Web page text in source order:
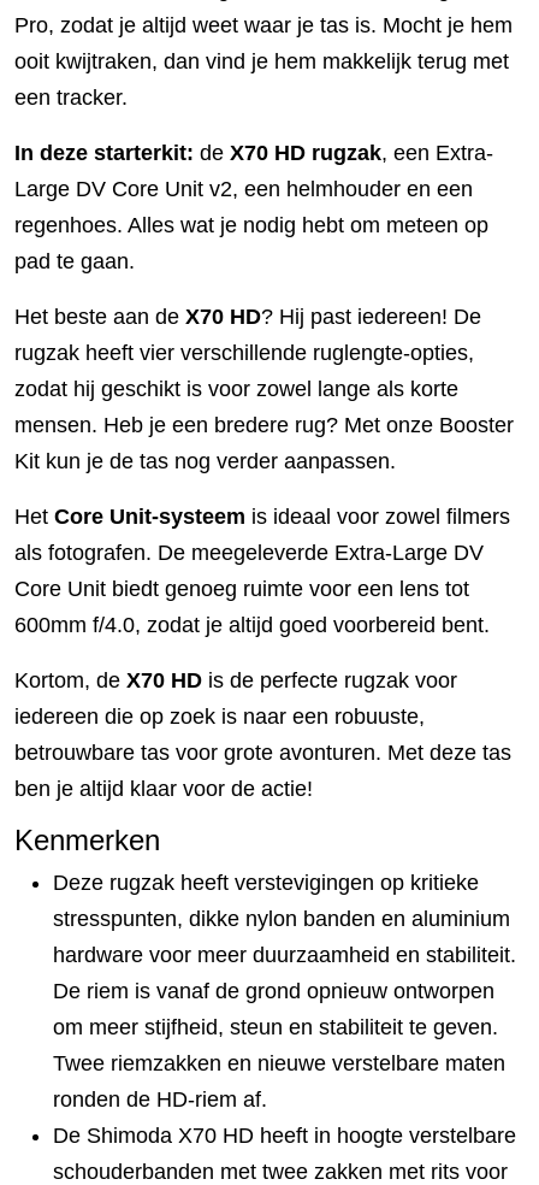
Pro, zodat je altijd weet waar je tas is. Mocht je hem
ooit kwijtraken, dan vind je hem makkelijk terug met
een tracker.
In deze starterkit: de X70 HD rugzak, een Extra-
Large DV Core Unit v2, een helmhouder en een
regenhoes. Alles wat je nodig hebt om meteen op
pad te gaan.
Het beste aan de X70 HD? Hij past iedereen! De
rugzak heeft vier verschillende ruglengte-opties,
zodat hij geschikt is voor zowel lange als korte
mensen. Heb je een bredere rug? Met onze Booster
Kit kun je de tas nog verder aanpassen.
Het Core Unit-systeem is ideaal voor zowel filmers
als fotografen. De meegeleverde Extra-Large DV
Core Unit biedt genoeg ruimte voor een lens tot
600mm f/4.0, zodat je altijd goed voorbereid bent.
Kortom, de X70 HD is de perfecte rugzak voor
iedereen die op zoek is naar een robuuste,
betrouwbare tas voor grote avonturen. Met deze tas
ben je altijd klaar voor de actie!
Kenmerken
Deze rugzak heeft verstevigingen op kritieke
stresspunten, dikke nylon banden en aluminium
hardware voor meer duurzaamheid en stabiliteit.
De riem is vanaf de grond opnieuw ontworpen
om meer stijfheid, steun en stabiliteit te geven.
Twee riemzakken en nieuwe verstelbare maten
ronden de HD-riem af.
De Shimoda X70 HD heeft in hoogte verstelbare
schouderbanden met twee zakken met rits voor